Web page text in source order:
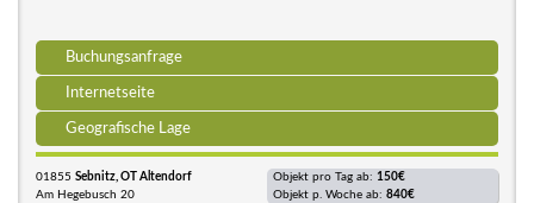
Buchungsanfrage
Internetseite
Geografische Lage
01855 Sebnitz, OT Altendorf
Am Hegebusch 20
Objekt pro Tag ab: 150€
Objekt p. Woche ab: 840€